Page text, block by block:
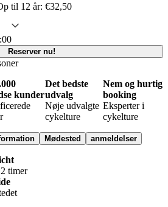
til 12 år: €32,50
Reserver nu!
kunder
Det bedste
udvalg
Nøje udvalgte
cykelture
Nem og hurtig
booking
Eksperter i
cykelture
Mødested anmeldelser
timer